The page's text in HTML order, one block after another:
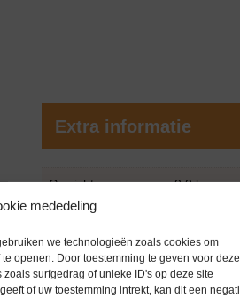
mededeling
we technologieën zoals cookies om
openen. Door toestemming te geven voor deze
surfgedrag of unieke ID's op deze site
of uw toestemming intrekt, kan dit een
Extra informatie
Gewicht 0,0 kg
Garantie
Conditie Gebruikt in
Merk Interfurn